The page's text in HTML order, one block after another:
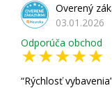
Overený
03.01.2026
Odporúča obchod
Rýchlosť vybavenia